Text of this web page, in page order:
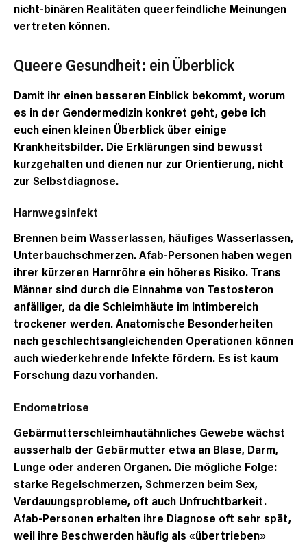
nicht-binären Realitäten queerfeindliche Meinungen
vertreten können.
Queere Gesundheit: ein Überblick
Damit ihr einen besseren Einblick bekommt, worum
es in der Gendermedizin konkret geht, gebe ich
euch einen kleinen Überblick über einige
Krankheitsbilder. Die Erklärungen sind bewusst
kurzgehalten und dienen nur zur Orientierung, nicht
zur Selbstdiagnose.
Harnwegsinfekt
Brennen beim Wasserlassen, häufiges Wasserlassen,
Unterbauchschmerzen. Afab-Personen haben wegen
ihrer kürzeren Harnröhre ein höheres Risiko. Trans
Männer sind durch die Einnahme von Testosteron
anfälliger, da die Schleimhäute im Intimbereich
trockener werden. Anatomische Besonderheiten
nach geschlechtsangleichenden Operationen können
auch wiederkehrende Infekte fördern. Es ist kaum
Forschung dazu vorhanden.
Endometriose
Gebärmutterschleimhautähnliches Gewebe wächst
ausserhalb der Gebärmutter etwa an Blase, Darm,
Lunge oder anderen Organen. Die mögliche Folge:
starke Regelschmerzen, Schmerzen beim Sex,
Verdauungsprobleme, oft auch Unfruchtbarkeit.
Afab-Personen erhalten ihre Diagnose oft sehr spät,
weil ihre Beschwerden häufig als «übertrieben»